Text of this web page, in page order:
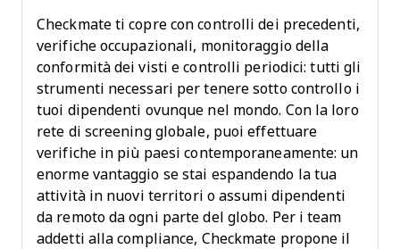
Checkmate ti copre con controlli dei precedenti,
verifiche occupazionali, monitoraggio della
conformità dei visti e controlli periodici: tutti gli
strumenti necessari per tenere sotto controllo i
tuoi dipendenti ovunque nel mondo. Con la loro
rete di screening globale, puoi effettuare
verifiche in più paesi contemporaneamente: un
enorme vantaggio se stai espandendo la tua
attività in nuovi territori o assumi dipendenti
da remoto da ogni parte del globo. Per i team
addetti alla compliance, Checkmate propone il